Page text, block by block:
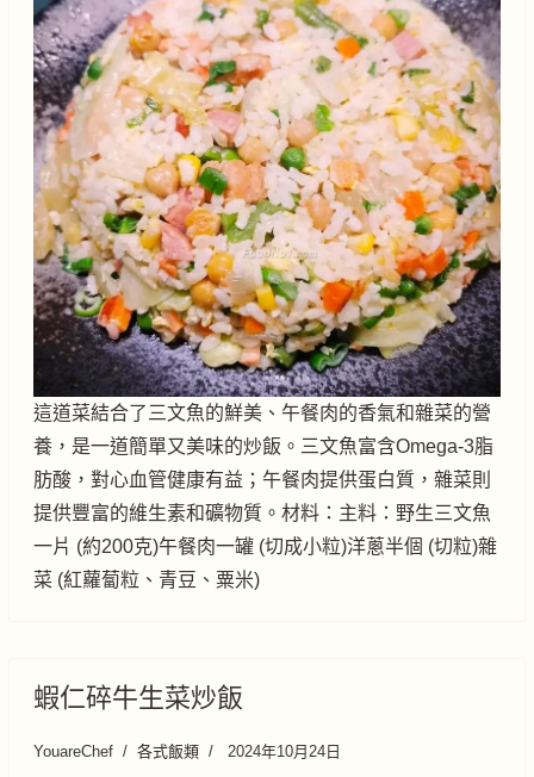
這道菜結合了三文魚的鮮美、午餐肉的香氣和雜菜的營
養，是一道簡單又美味的炒飯。三文魚富含Omega-3脂
肪酸，對心血管健康有益；午餐肉提供蛋白質，雜菜則
提供豐富的維生素和礦物質。材料：主料：野生三文魚
一片 (約200克)午餐肉一罐 (切成小粒)洋蔥半個 (切粒)雜
菜 (紅蘿蔔粒、青豆、粟米)
蝦仁碎牛生菜炒飯
YouareChef 各式飯類 2024年10月24日